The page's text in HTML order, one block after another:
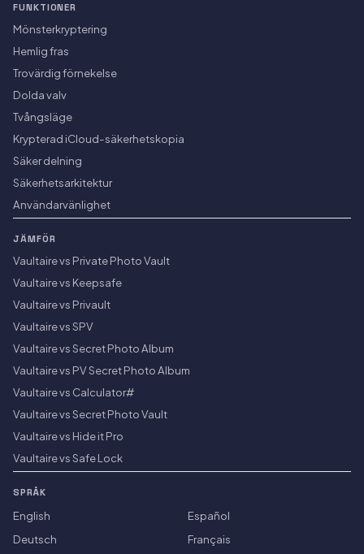
FUNKTIONER
Mönsterkryptering
Hemlig fras
Trovärdig förnekelse
Dolda valv
Tvångsläge
Krypterad iCloud-säkerhetskopia
Säker delning
Säkerhetsarkitektur
Användarvänlighet
JÄMFÖR
Vaultaire vs Private Photo Vault
Vaultaire vs Keepsafe
Vaultaire vs Privault
Vaultaire vs SPV
Vaultaire vs Secret Photo Album
Vaultaire vs PV Secret Photo Album
Vaultaire vs Calculator#
Vaultaire vs Secret Photo Vault
Vaultaire vs Hide it Pro
Vaultaire vs Safe Lock
SPRÅK
English
Español
Deutsch
Français